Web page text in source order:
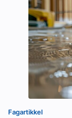
Fagartikkel